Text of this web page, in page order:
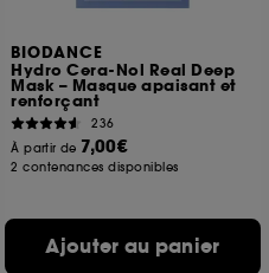
BIODANCE
Hydro Cera-Nol Real Deep
Mask – Masque apaisant et
renforçant
236
À partir de 7,00€
2 contenances disponibles
Ajouter au panier